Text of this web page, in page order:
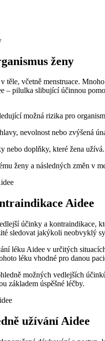
ženy
těle, včetně menstruace.
– pilulka slibující účinnou
možná rizika pro
nevolnost nebo zvýšená
nebo doplňky, které žena užívá.
ženy a následných změn v
Aidee
účinky a kontraindikace,
sledovat jakýkoli neobvyklý
léku Aidee v určitých
léku vhodné pro danou
možných vedlejších
základem úspěšné léčby.
užívání Aidee